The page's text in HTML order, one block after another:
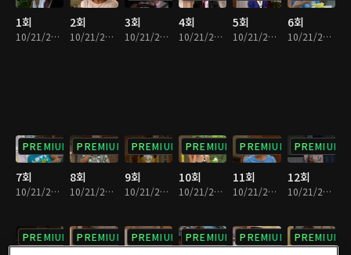
1회
10/21/2022 • 26분
2회
10/21/2022 • 26분
3회
10/21/2022 • 24분
4회
10/21/2022 • 24분
5회
10/21/2022 • 25분
6회
10/21/2022 • 23분
PREMIUM
7회
10/21/2022 • 23분
PREMIUM
8회
10/21/2022 • 23분
PREMIUM
9회
10/21/2022 • 22분
PREMIUM
10회
10/21/2022 • 23분
PREMIUM
11회
10/21/2022 • 25분
PREMIUM
12회
10/21/2022 • 24분
PREMIUM PREMIUM PREMIUM PREMIUM PREMIUM PREMIUM